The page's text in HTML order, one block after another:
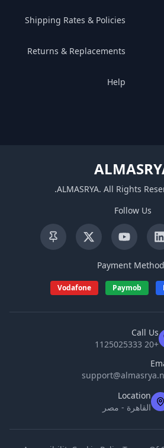
Shipping Rates & Policies
Returns & Replacements
Help
ALMASRYA. All Rights
.
Follow Us
Payment
Paymob
Vodafone
Call Us
+20 1125025333
Location
القاهرة - مصر